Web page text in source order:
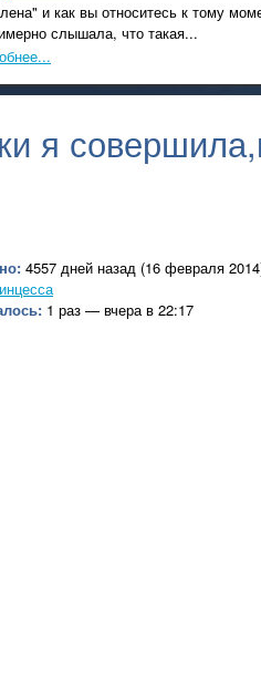
и как вы относитесь к тому
слышала, что такая...
я
4557 дней назад (16 февраля
1 раз — вчера в 22:17